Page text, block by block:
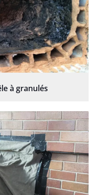
à granulés